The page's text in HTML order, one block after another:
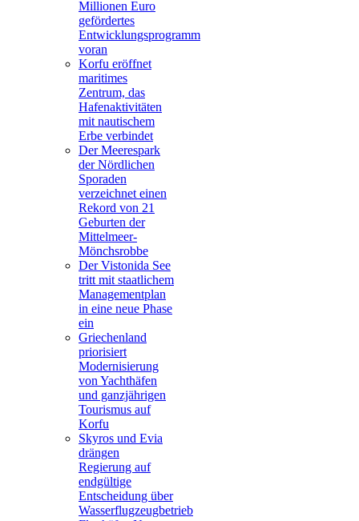
Millionen Euro
gefördertes
Entwicklungsprogramm
voran
Korfu eröffnet
maritimes
Zentrum, das
Hafenaktivitäten
mit nautischem
Erbe verbindet
Der Meerespark
der Nördlichen
Sporaden
verzeichnet einen
Rekord von 21
Geburten der
Mittelmeer-
Mönchsrobbe
Der Vistonida See
tritt mit staatlichem
Managementplan
in eine neue Phase
ein
Griechenland
priorisiert
Modernisierung
von Yachthäfen
und ganzjährigen
Tourismus auf
Korfu
Skyros und Evia
drängen
Regierung auf
endgültige
Entscheidung über
Wasserflugzeugbetrieb